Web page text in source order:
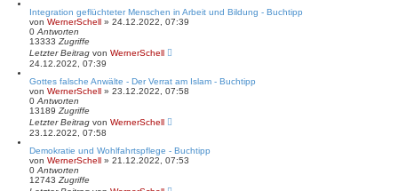
Integration geflüchteter Menschen in Arbeit und Bildung - Buchtipp
von WernerSchell » 24.12.2022, 07:39
0 Antworten
13333 Zugriffe
Letzter Beitrag von WernerSchell
24.12.2022, 07:39
Gottes falsche Anwälte - Der Verrat am Islam - Buchtipp
von WernerSchell » 23.12.2022, 07:58
0 Antworten
13189 Zugriffe
Letzter Beitrag von WernerSchell
23.12.2022, 07:58
Demokratie und Wohlfahrtspflege - Buchtipp
von WernerSchell » 21.12.2022, 07:53
0 Antworten
12743 Zugriffe